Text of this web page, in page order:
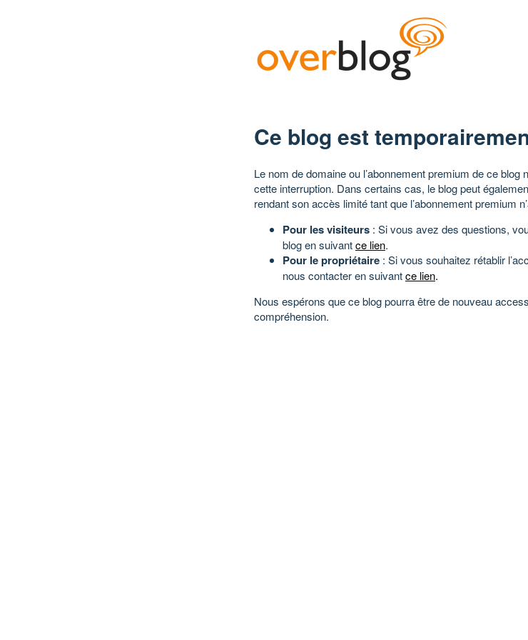
Ce blog est
Le nom de domaine ou l’abonnement premium de ce blog
cette interruption. Dans certains cas, le blog peut
rendant son accès limité tant que l’abonnement premium
Pour les visiteurs : Si vous avez des questions,
blog en suivantce lien.
Pour le propriétaire : Si vous souhaitez rétablir
nous contacter en suivantce lien.
Nous espérons que ce blog pourra être de nouveau
compréhension.